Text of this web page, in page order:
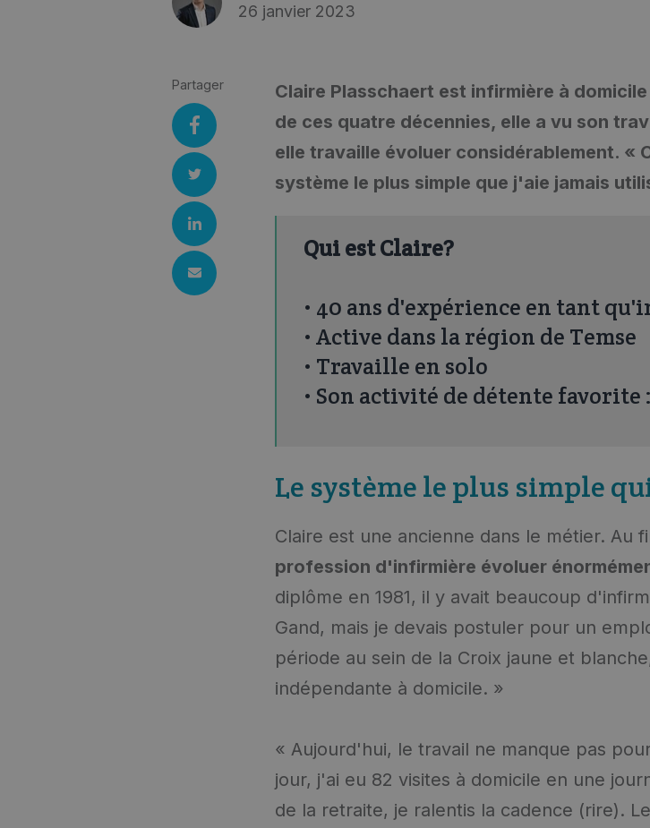
26 janvier 2023
Partager
Claire Plasschaert est infirmière à
de ces quatre décennies, elle a vu son
elle travaille évoluer considérablement. «
système le plus simple que j'aie jamais
Qui est Claire?
• 40 ans d'expérience en tant
• Active dans la région de Temse
• Travaille en solo
• Son activité de détente favorite
Le système le plus simple
Claire est une ancienne dans le métier. Au
profession d'infirmière évoluer
diplôme en 1981, il y avait beaucoup
Gand, mais je devais postuler pour un
période au sein de la Croix jaune et
indépendante à domicile. »
« Aujourd'hui, le travail ne manque pas
jour, j'ai eu 82 visites à domicile en une
de la retraite, je ralentis la cadence (rire).